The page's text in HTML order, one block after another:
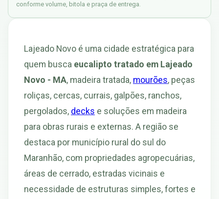
conforme volume, bitola e praça de entrega.
Lajeado Novo é uma cidade estratégica para
quem busca eucalipto tratado em Lajeado
Novo - MA, madeira tratada, mourões, peças
roliças, cercas, currais, galpões, ranchos,
pergolados, decks e soluções em madeira
para obras rurais e externas. A região se
destaca por município rural do sul do
Maranhão, com propriedades agropecuárias,
áreas de cerrado, estradas vicinais e
necessidade de estruturas simples, fortes e